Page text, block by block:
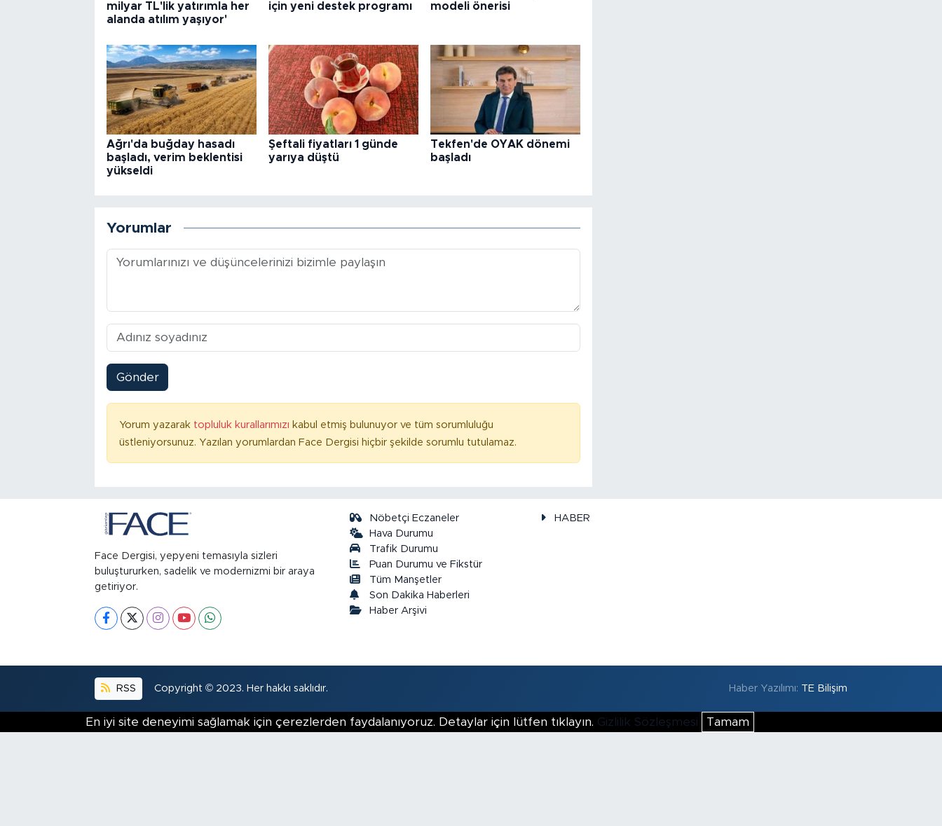
milyar TL'lik yatırımla her
alanda atılım yaşıyor'
için yeni destek programı
modeli önerisi
Ağrı'da buğday hasadı
başladı, verim beklentisi
yükseldi
Şeftali fiyatları 1 günde
yarıya düştü
Tekfen'de OYAK dönemi
başladı
Yorumlar
Gönder
Yorum yazarak topluluk kurallarımızı kabul etmiş bulunuyor ve tüm sorumluluğu
üstleniyorsunuz. Yazılan yorumlardan Face Dergisi hiçbir şekilde sorumlu tutulamaz.
Face Dergisi, yepyeni temasıyla sizleri
buluştururken, sadelik ve modernizmi bir araya
getiriyor.
Nöbetçi Eczaneler
Hava Durumu
Trafik Durumu
Puan Durumu ve Fikstür
Tüm Manşetler
Son Dakika Haberleri
Haber Arşivi
HABER
RSS Copyright © 2023. Her hakkı saklıdır. Haber Yazılımı: TE Bilişim
En iyi site deneyimi sağlamak için çerezlerden faydalanıyoruz. Detaylar için lütfen tıklayın. Gizlilik Sözleşmesi Tamam